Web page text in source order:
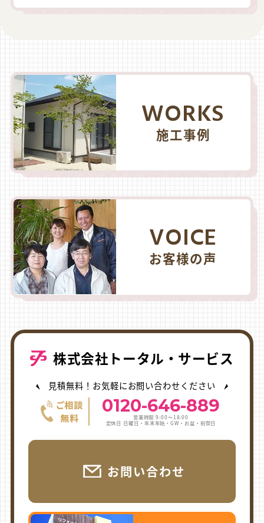
WORKS
施工事例
VOICE
お客様の声
株式会社トータル・サービス
見積無料！お気軽にお問い合わせください
0120-646-889
営業時間 9:00〜18:00
定休日 日曜日・年末年始・GW・お盆・祝祭日
お問い合わせ